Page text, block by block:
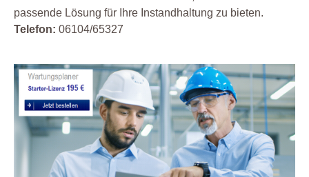
passende Lösung für Ihre Instandhaltung zu bieten.
Telefon: 06104/65327